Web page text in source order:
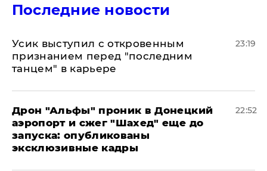
Последние новости
Усик выступил с откровенным
признанием перед "последним
танцем" в карьере
23:19
Дрон "Альфы" проник в Донецкий
аэропорт и сжег "Шахед" еще до
запуска: опубликованы
эксклюзивные кадры
22:52